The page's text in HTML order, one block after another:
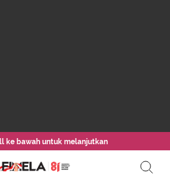
ke bawah untuk melanjutkan